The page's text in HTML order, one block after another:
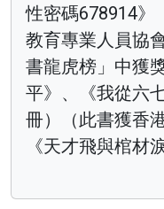
性密碼678914》
教育專業人員協
書龍虎榜」中獲
平》、《我從六
冊）（此書獲香
《天才飛與棺材